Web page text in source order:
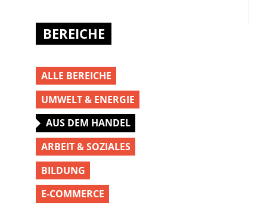
BEREICHE
ALLE BEREICHE
UMWELT & ENERGIE
AUS DEM HANDEL
ARBEIT & SOZIALES
BILDUNG
E-COMMERCE